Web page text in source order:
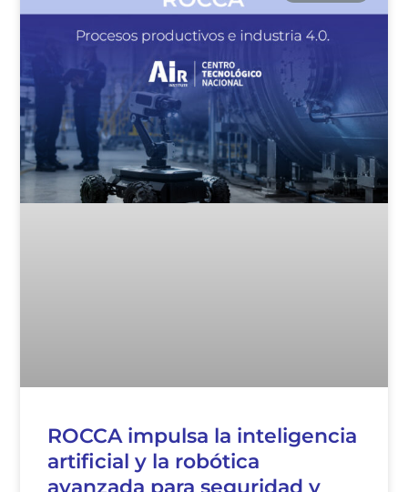
ROCCA impulsa la inteligencia
artificial y la robótica
avanzada para seguridad y